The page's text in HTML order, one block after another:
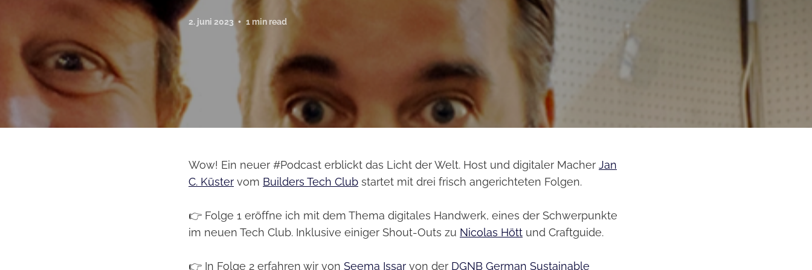
2. juni 2023 1 min read
Wow! Ein neuer #Podcast erblickt das Licht der Welt. Host und digitaler Macher Jan
C. Küster vom Builders Tech Club startet mit drei frisch angerichteten Folgen.
👉 Folge 1 eröffne ich mit dem Thema digitales Handwerk, eines der Schwerpunkte
im neuen Tech Club. Inklusive einiger Shout-Outs zu Nicolas Hött und Craftguide.
👉 In Folge 2 erfahren wir von Seema Issar von der DGNB German Sustainable